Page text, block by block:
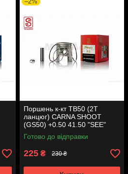
Поршень к-кт TB50 (2T
ланцюг) CARNA SHOOT
(GS50) +0.50 41.50 "SEE"
(Sheng-E) таємниця (акція)
Готово до відправки
225 ₴ 230 ₴